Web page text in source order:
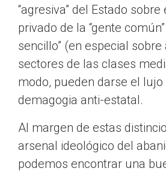
“agresiva” del Estado sobre
privado de la “gente
sencillo” (en especial
sectores de las clases
modo, pueden darse el lujo
demagogia anti-estatal.
Al margen de estas
arsenal ideológico del
podemos encontrar una